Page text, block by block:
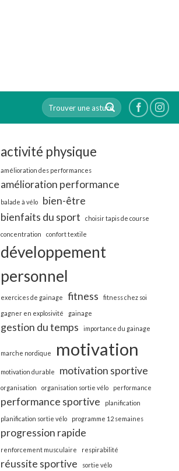
activité physique
amélioration des performances
amélioration performance
balade à vélo
bien-être
bienfaits du sport
choisir tapis de course
concentration confort textile
développement
personnel
exercices de gainage fitness fitness chez soi
gagner en explosivité gainage
gestion du temps importance du gainage
marche nordique motivation
motivation durable motivation sportive
organisation organisation sortie vélo performance
performance sportive planification
planification sortie vélo programme 12 semaines
progression rapide
renforcement musculaire respirabilité
réussite sportive sortie vélo